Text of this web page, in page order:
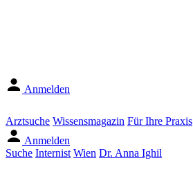
Anmelden
Arztsuche Wissensmagazin Für Ihre Praxis
Anmelden
Suche Internist Wien Dr. Anna Ighil